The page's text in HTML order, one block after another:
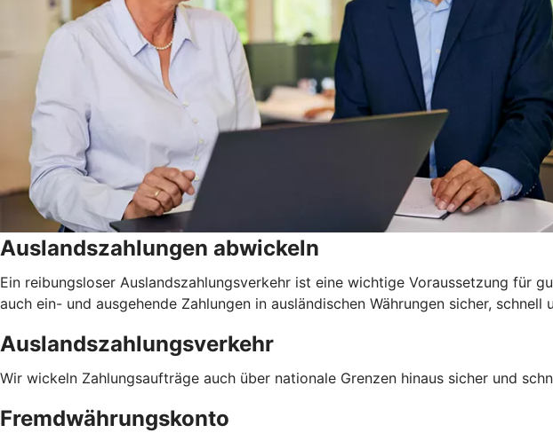
Auslandszahlungen abwickeln
Ein reibungsloser Auslandszahlungsverkehr ist eine wichtige Voraussetzung für
auch ein- und ausgehende Zahlungen in ausländischen Währungen sicher, schnell
Auslandszahlungsverkehr
Wir wickeln Zahlungsaufträge auch über nationale Grenzen hinaus sicher und
Fremdwährungskonto